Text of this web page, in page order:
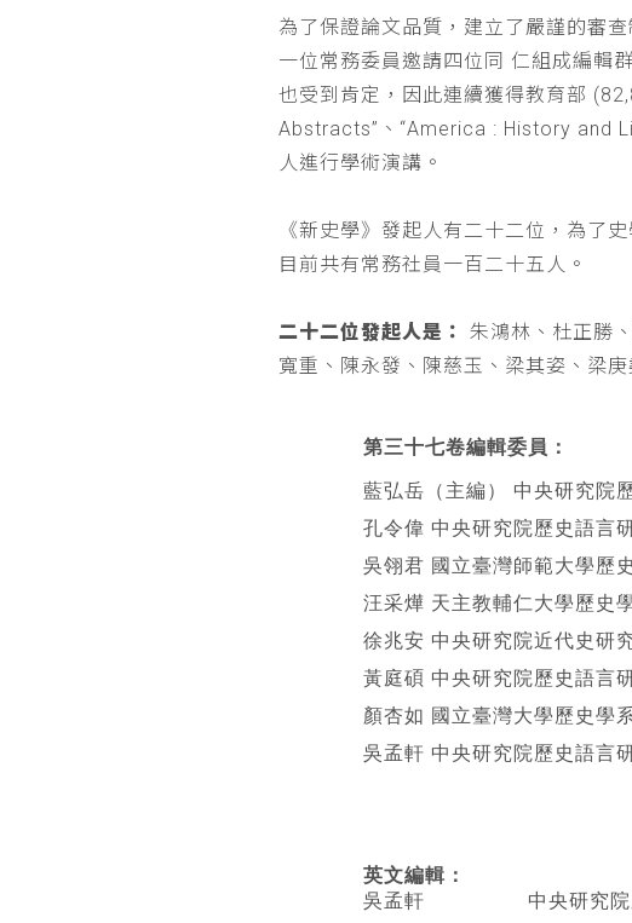
為了保證論文品質，建立了嚴謹的審
一位常務委員邀請四位同 仁組成編輯
也受到肯定，因此連續獲得教育部
Abstracts”、“America : History and
人進行學術演講。
《新史學》發起人有二十二位，為了
目前共有常務社員一百二十五人。
二十二位發起人是：
朱鴻林、杜正勝
寬重、陳永發、陳慈玉、梁其姿、梁
第三十七卷編輯委員：
藍弘岳（主編） 中央研究院
孔令偉 中央研究院歷史語言
吳翎君 國立臺灣師範大學歷
汪采燁 天主教輔仁大學歷史
徐兆安 中央研究院近代史研
黃庭碩 中央研究院歷史語言
顏杏如 國立臺灣大學歷史學
吳孟軒 中央研究院歷史語言
英文編輯 ：
吳孟軒 中央研究院歷